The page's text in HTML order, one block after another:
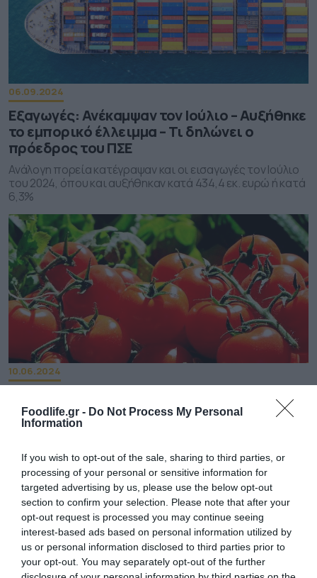
Foodlife.gr - Do Not Process My Personal
Information
If you wish to opt-out of the sale, sharing to third parties, or
processing of your personal or sensitive information for
targeted advertising by us, please use the below opt-out
section to confirm your selection. Please note that after your
opt-out request is processed you may continue seeing
interest-based ads based on personal information utilized by
us or personal information disclosed to third parties prior to
your opt-out. You may separately opt-out of the further
06.09.2024
Εξαγωγές: Ανέκαμψαν τον Ιούλιο – Αυξήθηκε
το εμπορικό έλλειμμα – Τι δηλώνει ο
πρόεδρος του ΠΣΕ
Ανάλογη πορεία κατέγραψαν και οι εισαγωγές τον Ιούλιο
του 2024, όπου και αυξήθηκαν κατά 434,4 εκ. ευρώ ή κατά
6,3%
10.06.2024
τραπέζι μας από το Περού, την Αφρική, τον
Ισημερινό και την Αργεντινή
εισάγονται στην Ελλάδα από όλον τον κόσμο